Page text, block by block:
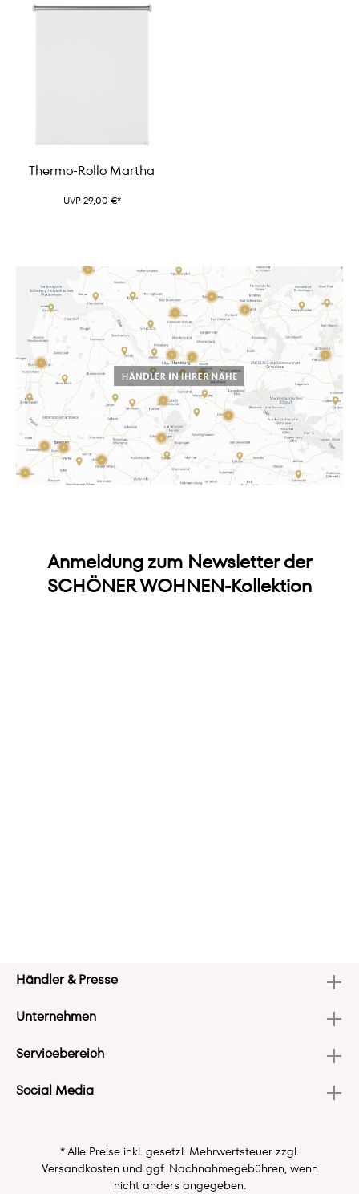
Thermo-Rollo Martha
UVP 29,00 €*
Anmeldung zum Newsletter der
SCHÖNER WOHNEN-Kollektion
Händler & Presse
Unternehmen
Servicebereich
Social Media
* Alle Preise inkl. gesetzl. Mehrwertsteuer zzgl.
Versandkosten und ggf. Nachnahmegebühren, wenn
nicht anders angegeben.